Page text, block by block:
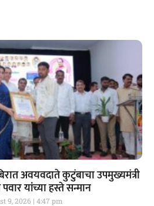
अवयवदाते कुटुंबाचा उपमुख्यमंत्री
यांच्या हस्ते सन्मान
9, 2026 4:47 pm